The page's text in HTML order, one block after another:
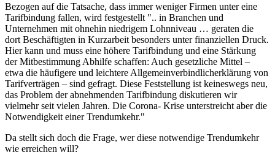
Bezogen auf die Tatsache, dass immer weniger Firmen unter eine
Tarifbindung fallen, wird festgestellt ".. in Branchen und
Unternehmen mit ohnehin niedrigem Lohnniveau … geraten die
dort Beschäftigten in Kurzarbeit besonders unter finanziellen Druck.
Hier kann und muss eine höhere Tarifbindung und eine Stärkung
der Mitbestimmung Abhilfe schaffen: Auch gesetzliche Mittel –
etwa die häufigere und leichtere Allgemeinverbindlicherklärung von
Tarifverträgen – sind gefragt. Diese Feststellung ist keineswegs neu,
das Problem der abnehmenden Tarifbindung diskutieren wir
vielmehr seit vielen Jahren. Die Corona- Krise unterstreicht aber die
Notwendigkeit einer Trendumkehr."
Da stellt sich doch die Frage, wer diese notwendige Trendumkehr
wie erreichen will?